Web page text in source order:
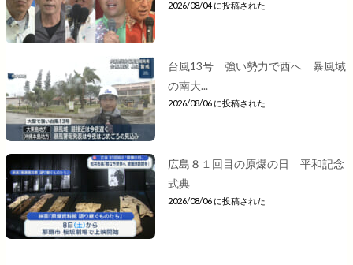
2026/08/04 に投稿された
台風13号 強い勢力で西へ 暴風域
の南大...
2026/08/06 に投稿された
広島８１回目の原爆の日 平和記念
式典
2026/08/06 に投稿された